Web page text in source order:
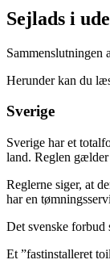
Sejlads i
Sammenslutningen
Herunder kan du
Sverige
Sverige har et
land. Reglen gælder
Reglerne siger, at
har en
Det svenske
Et ”fastinstalleret